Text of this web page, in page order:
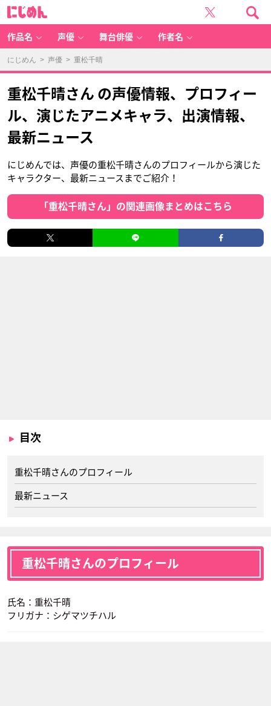
作品名 声優 舞台俳優 作者名
にじめん > 声優 > 重松千晴
重松千晴さん の声優情報、プロフィー
ル、演じたアニメキャラ、出演情報、
最新ニュース
にじめんでは、声優の重松千晴さんのプロフィールから演じた
キャラクター、最新ニュースまでご紹介！
「重松千晴さん」の関連画像まとめはこちら
目次
重松千晴さんのプロフィール
最新ニュース
重松千晴さんのプロフィール
氏名：重松千晴
フリガナ：シゲマツチハル